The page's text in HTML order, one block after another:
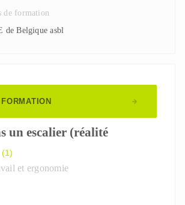
de formation
de Belgique asbl
un escalier (réalité
(1)
et ergonomie